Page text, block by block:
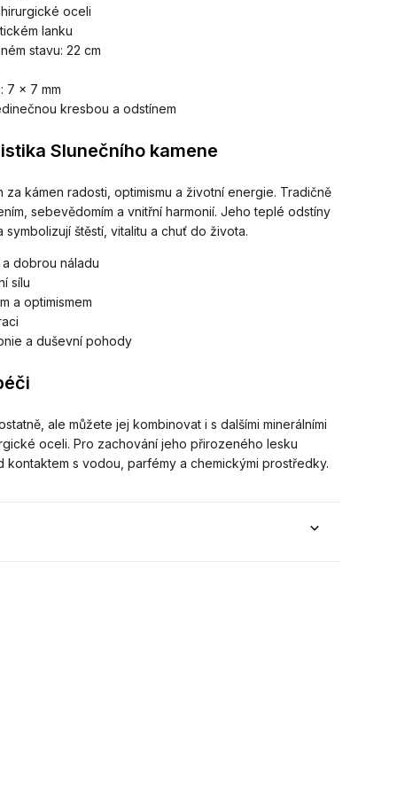
oceli
lanku
stavu: 22 cm
7 × 7 mm
kresbou a odstínem
Slunečního kamene
kámen radosti, optimismu a životní energie. Tradičně
sebevědomím a vnitřní harmonií. Jeho teplé odstíny
štěstí, vitalitu a chuť do života.
dobrou náladu
sílu
a optimismem
a duševní pohody
ale můžete jej kombinovat i s dalšími minerálními
oceli. Pro zachování jeho přirozeného lesku
kontaktem s vodou, parfémy a chemickými prostředky.